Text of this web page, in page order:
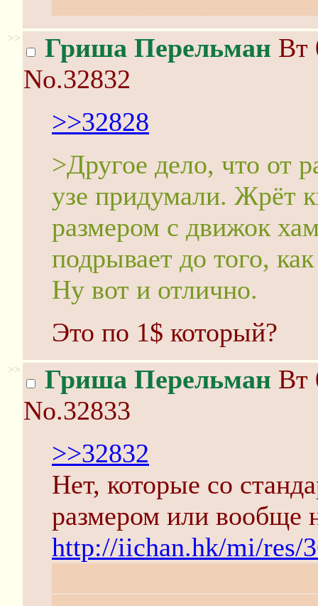
>> Гриша Перельман Вт
No.32832
>>32828
>Другое дело, что от
узе придумали. Жрёт
размером с движок
подрывает до того,
Ну вот и отлично.
Это по 1$ который?
>> Гриша Перельман Вт
No.32833
>>32832
Нет, которые со
размером или вообще
http://iichan.hk/mi/res/